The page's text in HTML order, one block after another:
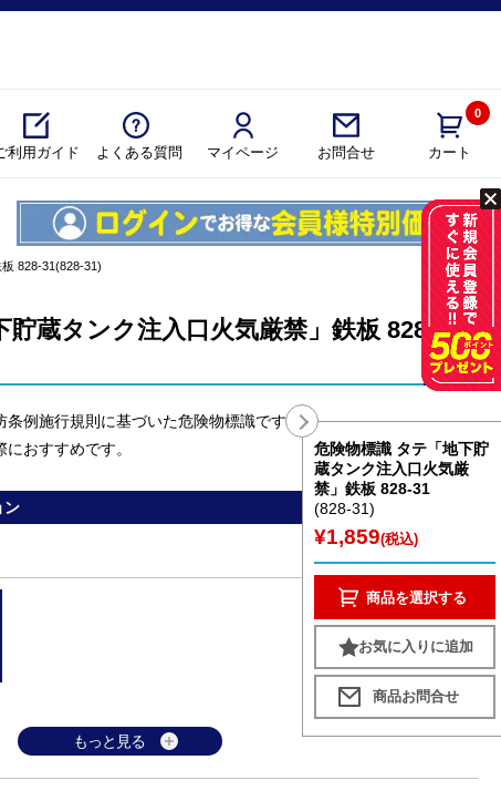
利用ガイド よくある質問 マイページ お問合せ カート
0
828-31(828-31)
貯蔵タンク注入口火気厳禁」鉄板 828-31
例施行規則に基づいた危険物標識です。
おすすめです。
ン
もっと見る
危険物標識 タテ「地下貯
蔵タンク注入口火気厳
禁」鉄板 828-31
(828-31)
¥1,859(税込)
商品を選択する
お気に入りに追加